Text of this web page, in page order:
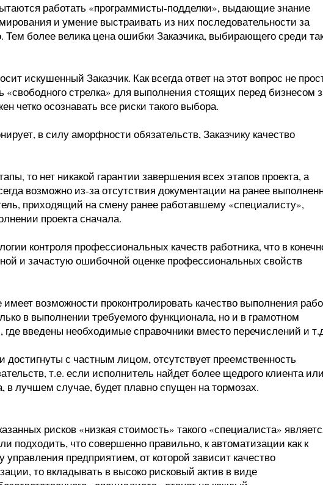
работать «программисты-подделки», выдающие знание
и умение выстраивать из них последовательности за
Тем более велика цена ошибки Заказчика, выбирающего среди
искушенный Заказчик. Как всегда ответ на этот вопрос не
«свободного стрелка» для выполнения стоящих перед бизнесом
четко осознавать все риски такого выбора.
в силу аморфности обязательств, Заказчику качество
то нет никакой гарантии завершения всех этапов проекта, а
возможно из-за отсутствия документации на ранее
приходящий на смену ранее работавшему «специалисту»,
проекта сначала.
контроля профессиональных качеств работника, что в
и зачастую ошибочной оценке профессиональных свойств
имеет возможности проконтролировать качество выполнения
в выполнении требуемого функционала, но и в грамотном
где введены необходимые справочники вместо перечислений и
достигнуты с частным лицом, отсутствует преемственность
т.е. если исполнитель найдет более щедрого клиента или
в лучшем случае, будет плавно спущен на тормозах.
рисков «низкая стоимость» такого «специалиста»
подходить, что совершенно правильно, к автоматизации как к
предприятием, от которой зависит качество
то вкладывать в высоко рисковый актив в виде